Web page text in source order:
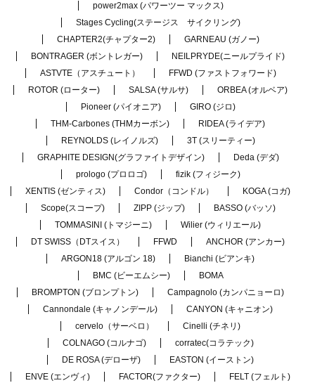
power2max (パワーツー マックス)
Stages Cycling(ステージス サイクリング)
CHAPTER2(チャプター2)
GARNEAU (ガノー)
BONTRAGER (ボントレガー)
NEILPRYDE(ニールプライド)
ASTVTE（アスチュート）
FFWD (ファストフォワード)
ROTOR (ローター)
SALSA (サルサ)
ORBEA (オルベア)
Pioneer (パイオニア)
GIRO (ジロ)
THM-Carbones (THMカーボン)
RIDEA (ライデア)
REYNOLDS (レイノルズ)
3T (スリーティー)
GRAPHITE DESIGN(グラファイトデザイン)
Deda (デダ)
prologo (プロロゴ)
fizik (フィジーク)
XENTIS (ゼンティス)
Condor（コンドル）
KOGA (コガ)
Scope(スコープ)
ZIPP (ジップ)
BASSO (バッソ)
TOMMASINI (トマジーニ)
Wilier (ウィリエール)
DT SWISS（DTスイス）
FFWD
ANCHOR (アンカー)
ARGON18 (アルゴン 18)
Bianchi (ビアンキ)
BMC (ビーエムシー)
BOMA
BROMPTON (ブロンプトン)
Campagnolo (カンパニョーロ)
Cannondale (キャノンデール)
CANYON (キャニオン)
cervelo（サーベロ）
Cinelli (チネリ)
COLNAGO (コルナゴ)
corratec(コラテック)
DE ROSA (デローザ)
EASTON (イーストン)
ENVE (エンヴィ)
FACTOR(ファクター)
FELT (フェルト)